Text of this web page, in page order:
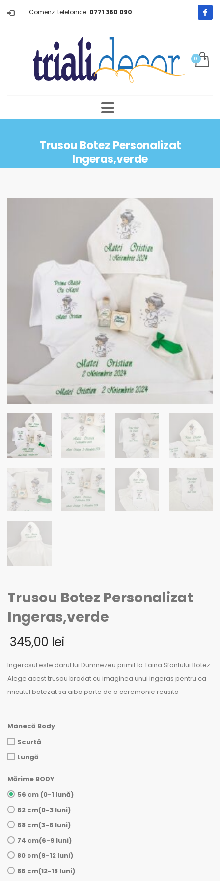
Comenzi telefonice: 0771 360 090
Trusou Botez Personalizat
Ingeras,verde
Trusou Botez Personalizat
Ingeras,verde
345,00 lei
Ingerasul este darul lui Dumnezeu primit la Taina Sfantului Botez.
Alege acest trusou brodat cu imaginea unui ingeras pentru ca
micutul botezat sa aiba parte de o ceremonie reusita
Mânecă Body
Scurtă
Lungă
Mărime BODY
56 cm (0-1 lună)
62 cm(0-3 luni)
68 cm(3-6 luni)
74 cm(6-9 luni)
80 cm(9-12 luni)
86 cm(12-18 luni)